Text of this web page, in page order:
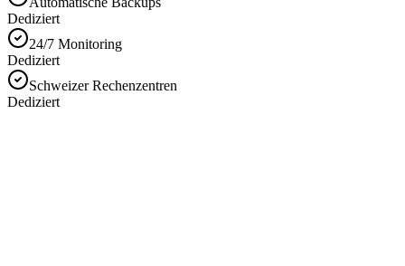
Dediziert
24/7 Monitoring
Dediziert
Schweizer Rechenzentren
Dediziert